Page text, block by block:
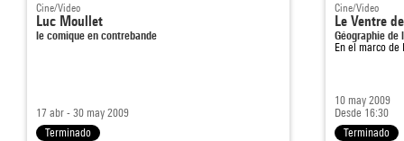
Cine/Video
Luc Moullet
le comique en contrebande
17 abr - 30 may 2009
Terminado
Cine/Video
Le Ventre
Géographie de
En el marco de
10 may 2009
Desde 16:30
Terminado